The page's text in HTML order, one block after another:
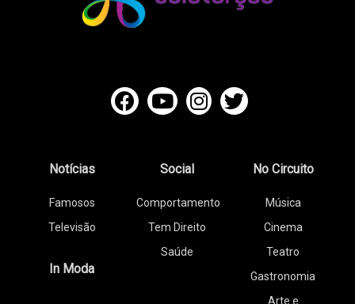
Notícias
Famosos
Televisão
In Moda
Social
Comportamento
Tem Direito
Saúde
No Circuito
Música
Cinema
Teatro
Gastronomia
Arte e